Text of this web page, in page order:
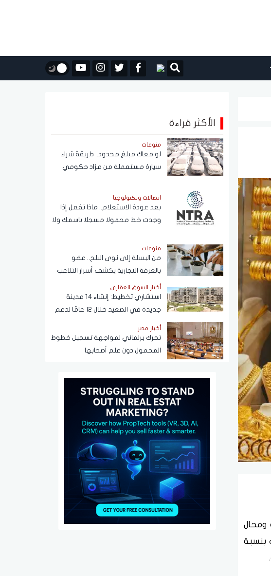
ومحال
بنسبة
الأكثر قراءة
منوعات
لو معاك مبلغ محدود.. طريقة شراء
سيارة مستعملة من مزاد حكومي
اتصالات وتكنولوجيا
بعد عودة الاستعلام.. ماذا تفعل إذا
وجدت خط محمولا مسجلا باسمك ولا
منوعات
من البسلة إلى نوى البلح.. عضو
بالغرفة التجارية يكشف أسرار التلاعب
في القهوة
أخبار السوق العقاري
استشاري تخطيط: إنشاء 14 مدينة
جديدة في الصعيد خلال 12 عامًا لدعم
أخبار مصر
تحرك برلماني لمواجهة تسجيل خطوط
المحمول دون علم أصحابها